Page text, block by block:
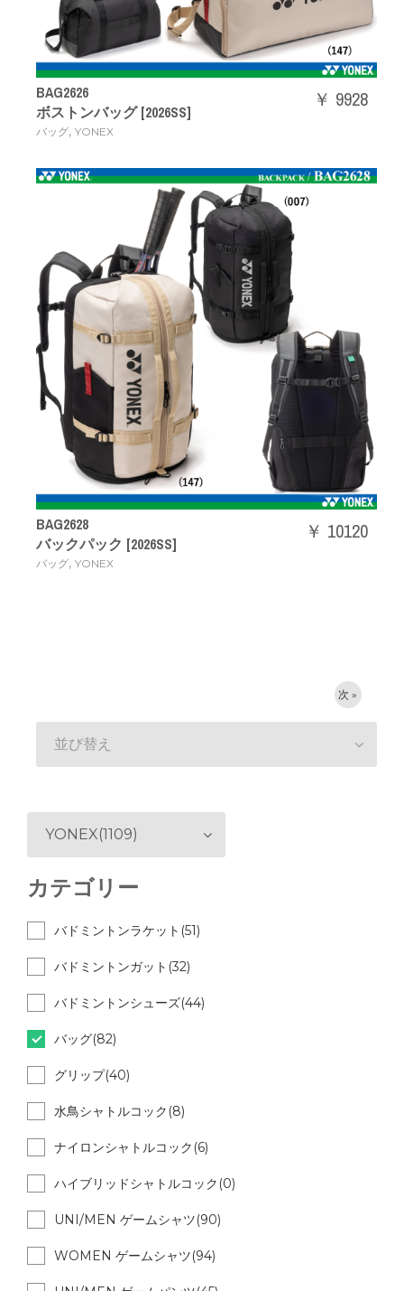
BAG2626
ボストンバッグ [2026SS]
バッグ, YONEX
￥ 9928
BAG2628
バックパック [2026SS]
バッグ, YONEX
￥ 10120
次 »
並び替え
YONEX(1109)
カテゴリー
バドミントンラケット(51)
バドミントンガット(32)
バドミントンシューズ(44)
バッグ(82)
グリップ(40)
水鳥シャトルコック(8)
ナイロンシャトルコック(6)
ハイブリッドシャトルコック(0)
UNI/MEN ゲームシャツ(90)
WOMEN ゲームシャツ(94)